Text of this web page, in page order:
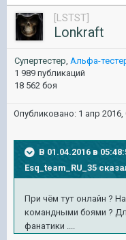
[LSTST]
Lonkraft
Супертестер, Альфа-
1 989 публикаций
18 562 боя
Опубликовано: 1 апр 2016,
В 01.04.2016 в
Esq_team_RU_35
При чём тут онлайн ?
командными боями ?
фанатики ....